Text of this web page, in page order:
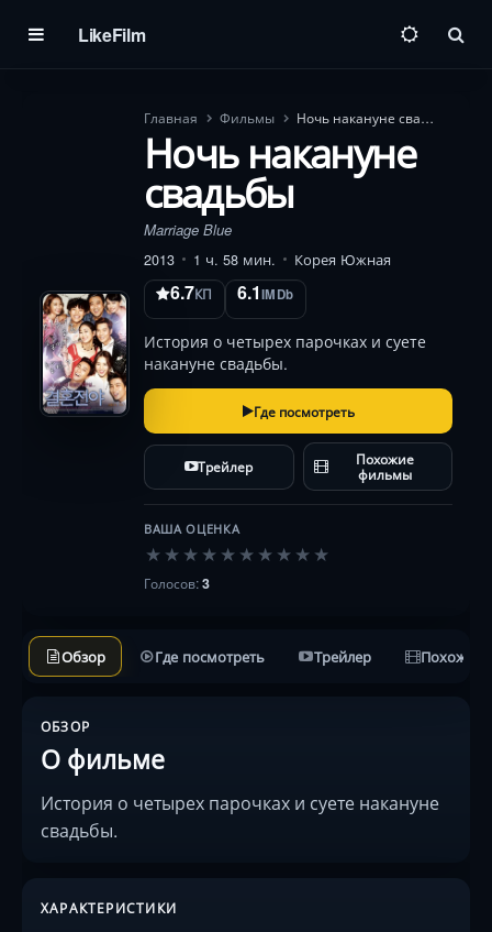
LikeFilm
Главная Фильмы Ночь накануне свадьбы
Ночь накануне
свадьбы
Marriage Blue
2013
1 ч. 58 мин. Корея Южная
6.7КП 6.1IMDb
История о четырех парочках и суете
накануне свадьбы.
Где посмотреть
Трейлер Похожие
фильмы
ВАША ОЦЕНКА
★ ★ ★ ★ ★ ★ ★ ★ ★ ★
Голосов:3
Обзор Где посмотреть Трейлер Похожие
ОБЗОР
О фильме
История о четырех парочках и суете накануне
свадьбы.
ХАРАКТЕРИСТИКИ